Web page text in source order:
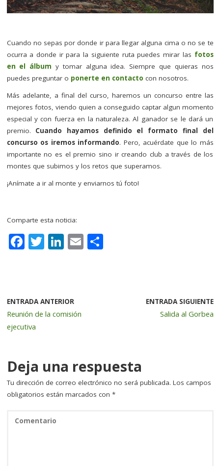
Cuando no sepas por donde ir para llegar alguna cima o no se te
ocurra a donde ir para la siguiente ruta puedes mirar las fotos
en el álbum y tomar alguna idea. Siempre que quieras nos
puedes preguntar o ponerte en contacto con nosotros.
Más adelante, a final del curso, haremos un concurso entre las
mejores fotos, viendo quien a conseguido captar algun momento
especial y con fuerza en la naturaleza. Al ganador se le dará un
premio. Cuando hayamos definido el formato final del
concurso os iremos informando. Pero, acuérdate que lo más
importante no es el premio sino ir creando club a través de los
montes que subimos y los retos que superamos.
¡Anímate a ir al monte y enviarnos tú foto!
Comparte esta noticia:
F
b
o
o
T
r
Li
dI
n
E C
ENTRADA ANTERIOR
Reunión de la comisión
ejecutiva
ENTRADA SIGUIENTE
Salida al Gorbea
Deja una respuesta
Tu dirección de correo electrónico no será publicada. Los campos
obligatorios están marcados con *